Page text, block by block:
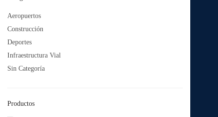
Aeropuertos
Construcción
Deportes
Infraestructura Vial
Sin Categoría
Productos